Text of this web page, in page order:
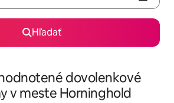
Hľadať
dovolenkové
v meste Horninghold